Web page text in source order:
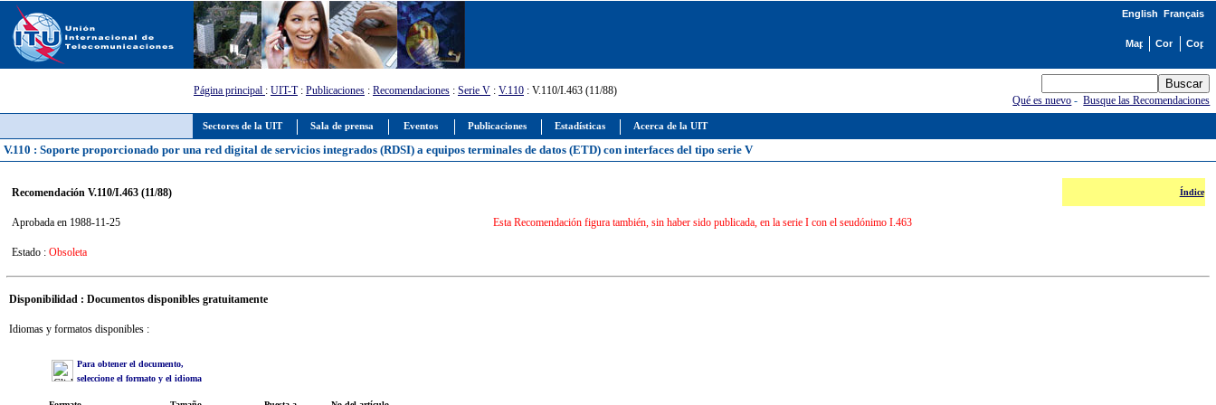
Sectores de la UIT Sala de prensa Eventos Publicaciones Estadísticas Acerca de la UIT
English Français
Página principal : UIT-T: Publicaciones : Recomendaciones : Serie V : V.110 : V.110/I.463 (11/88)
Qué es nuevo -Busque las Recomendaciones
V.110 : Soporte proporcionado por una red digital de servicios integrados (RDSI) a equipos terminales de datos (ETD) con interfaces del tipo serie V
Recomendación V.110/I.463 (11/88)
Aprobada en 1988-11-25
Estado : Obsoleta
Índice
Esta Recomendación figura también, sin haber sido publicada, en la serie I con el seudónimo I.463
Disponibilidad : Documentos disponibles gratuitamente
Idiomas y formatos disponibles :
Para obtener el documento,
seleccione el formato y el idioma